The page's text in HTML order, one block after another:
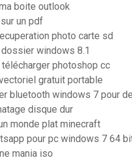
boite outlook
un pdf
photo carte sd
windows 8.1
photoshop cc
gratuit portable
bluetooth windows 7 pour
disque dur
monde plat minecraft
pour pc windows 7 64
mania iso